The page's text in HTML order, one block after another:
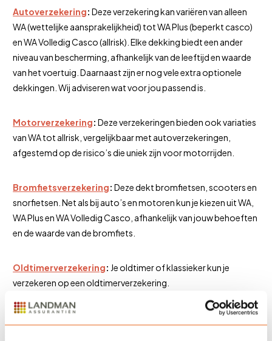
Autoverzekering: Deze verzekering kan variëren van alleen
WA (wettelijke aansprakelijkheid) tot WA Plus (beperkt casco)
en WA Volledig Casco (allrisk). Elke dekking biedt een ander
niveau van bescherming, afhankelijk van de leeftijd en waarde
van het voertuig. Daarnaast zijn er nog vele extra optionele
dekkingen. Wij adviseren wat voor jou passend is.
Motorverzekering: Deze verzekeringen bieden ook variaties
van WA tot allrisk, vergelijkbaar met autoverzekeringen,
afgestemd op de risico’s die uniek zijn voor motorrijden.
Bromfietsverzekering: Deze dekt bromfietsen, scooters en
snorfietsen. Net als bij auto’s en motoren kun je kiezen uit WA,
WA Plus en WA Volledig Casco, afhankelijk van jouw behoeften
en de waarde van de bromfiets.
Oldtimerverzekering: Je oldtimer of klassieker kun je
verzekeren op een oldtimerverzekering.